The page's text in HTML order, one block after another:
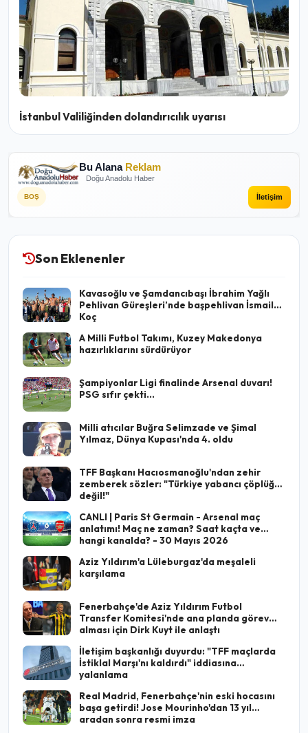
İstanbul Valiliğinden dolandırıcılık uyarısı
Bu Alana Reklam
Doğu Anadolu Haber
BOŞ İletişim
Son Eklenenler
Kavasoğlu ve Şamdancıbaşı İbrahim Yağlı
Pehlivan Güreşleri’nde başpehlivan İsmail
Koç
A Milli Futbol Takımı, Kuzey Makedonya
hazırlıklarını sürdürüyor
Şampiyonlar Ligi finalinde Arsenal duvarı!
PSG sıfır çekti...
Milli atıcılar Buğra Selimzade ve Şimal
Yılmaz, Dünya Kupası'nda 4. oldu
TFF Başkanı Hacıosmanoğlu'ndan zehir
zemberek sözler: "Türkiye yabancı çöplüğü
değil!"
CANLI | Paris St Germain - Arsenal maç
anlatımı! Maç ne zaman? Saat kaçta ve
hangi kanalda? - 30 Mayıs 2026
Aziz Yıldırım'a Lüleburgaz'da meşaleli
karşılama
Fenerbahçe'de Aziz Yıldırım Futbol
Transfer Komitesi'nde ana planda görev
alması için Dirk Kuyt ile anlaştı
İletişim başkanlığı duyurdu: "TFF maçlarda
İstiklal Marşı'nı kaldırdı" iddiasına
yalanlama
Real Madrid, Fenerbahçe'nin eski hocasını
başa getirdi! Jose Mourinho'dan 13 yıl
aradan sonra resmi imza